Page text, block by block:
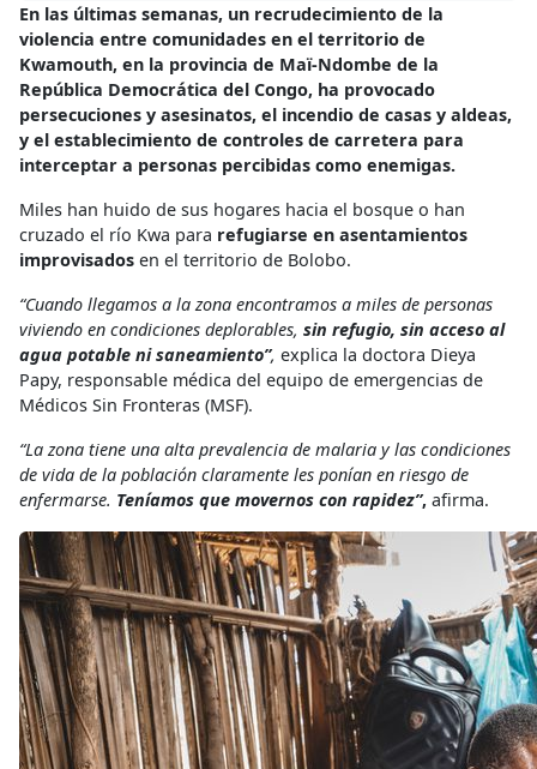
En las últimas semanas, un recrudecimiento de la
violencia entre comunidades en el territorio de
Kwamouth, en la provincia de Maï-Ndombe de la
República Democrática del Congo, ha provocado
persecuciones y asesinatos, el incendio de casas y aldeas,
y el establecimiento de controles de carretera para
interceptar a personas percibidas como enemigas.
Miles han huido de sus hogares hacia el bosque o han
cruzado el río Kwa para refugiarse en asentamientos
improvisados en el territorio de Bolobo.
“Cuando llegamos a la zona encontramos a miles de personas
viviendo en condiciones deplorables, sin refugio, sin acceso al
agua potable ni saneamiento”, explica la doctora Dieya
Papy, responsable médica del equipo de emergencias de
Médicos Sin Fronteras (MSF).
“La zona tiene una alta prevalencia de malaria y las condiciones
de vida de la población claramente les ponían en riesgo de
enfermarse. Teníamos que movernos con rapidez”, afirma.